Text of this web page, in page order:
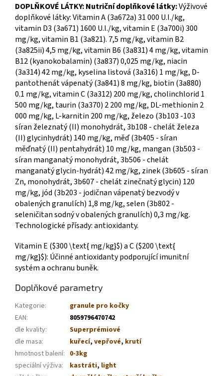
DOPLŇKOVÉ LÁTKY: Nutriční doplňkové látky:Výživové
doplňkové látky: Vitamin A (3a672a) 31 000 U.I./kg,
vitamin D3 (3a671) 1600 U.I./kg, vitamin E (3a700i) 300
mg/kg, vitamin B1 (3a821). 7,5 mg/kg, vitamin B2
(3a825ii) 4,5 mg/kg, vitamin B6 (3a831) 4 mg/kg, vitamin
B12 (kyanokobalamin) (3a837) 0,025 mg/kg, niacin
(3a314) 42 mg/kg, kyselina listová (3a316) 1 mg/kg, D-
pantothenát vápenatý (3a841) 8 mg/kg, biotin (3a880)
0.1 mg/kg, vitamin C (3a312) 200 mg/kg, cholinchlorid 1
500 mg/kg, taurin (3a370) 2 200 mg/kg, DL-methionin 2
000 mg/kg, L-karnitin 200 mg/kg, železo (3b103 -103
síran železnatý (II) monohydrát, 3b108 - chelát železa
(II) glycinhydrát) 140 mg/kg, měď (3b405 - síran
měďnatý (II) pentahydrát) 10 mg/kg, mangan (3b503 -
síran manganatý monohydrát, 3b506 - chelát
manganatý glycin-hydrát) 42 mg/kg, zinek (3b605 - síran
Zn, monohydrát, 3b607 - chelát zinečnatý glycin) 120
mg/kg, jód (3b203 - jodičnan vápenatý bezvodý v
obalených granulích) 1,8 mg/kg, selen (3b802 -
seleničitan sodný v obalených granulích) 0,3 mg/kg.
Technologické přísady: antioxidanty.
Vitamin E ($300 \text{ mg/kg}$) a C ($200 \text{
mg/kg}$): Účinné antioxidanty podporující imunitní
systém a ochranu buněk.
Doplňkové parametry
Kategorie:
granule pro kočky
EAN:
8059796470742
dle kvality:
Superprémiové
dle masa: kuřecí, vepřové, krutí
hmotnost balení: 0-3kg
speciální výživa: kastráti, light